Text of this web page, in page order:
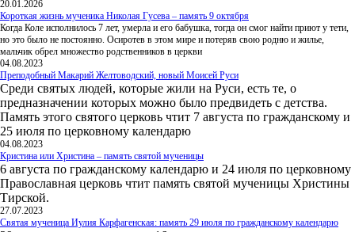
20.01.2026
Короткая жизнь мученика Николая Гусева – память 9 октября
Когда Коле исполнилось 7 лет, умерла и его бабушка, тогда он смог найти приют у тети,
но это было не постоянно. Осиротев в этом мире и потеряв свою родню и жилье,
мальчик обрел множество родственников в церкви
04.08.2023
Преподобный Макарий Желтоводский, новый Моисей Руси
Среди святых людей, которые жили на Руси, есть те, о
предназначении которых можно было предвидеть с детства.
Память этого святого церковь чтит 7 августа по гражданскому и
25 июля по церковному календарю
04.08.2023
Кристина или Христина – память святой мученицы
6 августа по гражданскому календарю и 24 июля по церковному
Православная церковь чтит память святой мученицы Христины
Тирской.
27.07.2023
Святая мученица Иулия Карфагенская: память 29 июля по гражданскому календарю